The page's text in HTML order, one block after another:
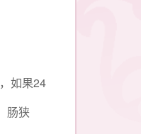
如果24
肠狭